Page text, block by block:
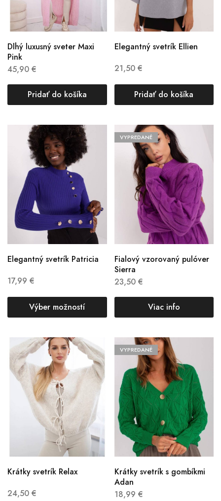
Dlhý luxusný sveter Maxi
Pink
45,90 €
Pridať do košíka
Elegantný svetrík Ellien
21,50 €
Pridať do košíka
Elegantný svetrík Patricia
17,99 €
Výber možností
VYPREDANÉ
Fialový vzorovaný pulóver
Sierra
23,50 €
Viac info
Krátky svetrík Relax
24,50 €
VYPREDANÉ
Krátky svetrík s gombíkmi
Adan
18,99 €